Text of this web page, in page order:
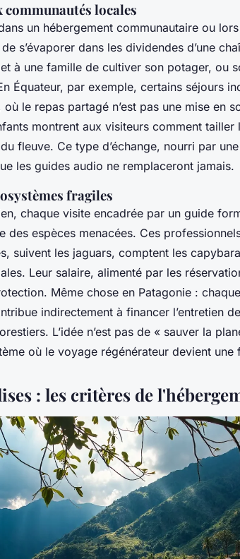
locales
un hébergement communautaire ou lors
s’évaporer dans les dividendes d’une
à une famille de cultiver son potager, ou
Équateur, par exemple, certains séjours
où le repas partagé n’est pas une mise en
montrent aux visiteurs comment tailler
fleuve. Ce type d’échange, nourri par
les guides audio ne remplaceront jamais.
fragiles
chaque visite encadrée par un guide
des espèces menacées. Ces
suivent les jaguars, comptent les
Leur salaire, alimenté par les
Même chose en Patagonie :
indirectement à financer l’entretien
L’idée n’est pas de « sauver la
où le voyage régénérateur devient
: les critères de